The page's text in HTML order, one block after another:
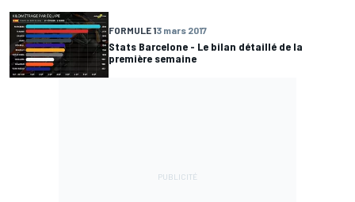
FORMULE 13 mars 2017
Stats Barcelone - Le bilan détaillé de la
première semaine